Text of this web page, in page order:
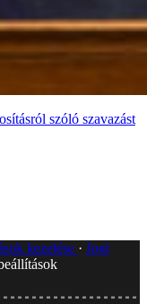
szóló szavazást
kezelése
Jogi